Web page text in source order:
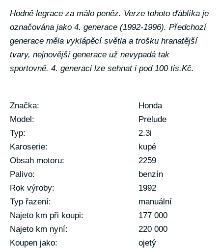
Hodně legrace za málo peněz. Verze tohoto ďáblíka je
označována jako 4. generace (1992-1996). Předchozí
generace měla vyklápěcí světla a trošku hranatější
tvary, nejnovější generace už nevypadá tak
sportovně. 4. generaci lze sehnat i pod 100 tis.Kč.
Značka:
Honda
Model:
Prelude
Typ:
2.3i
Karoserie:
kupé
Obsah motoru:
2259
Palivo:
benzín
Rok výroby:
1992
Typ řazení:
manuální
Najeto km při koupi:
177 000
Najeto km nyní:
220 000
Koupen jako:
ojetý